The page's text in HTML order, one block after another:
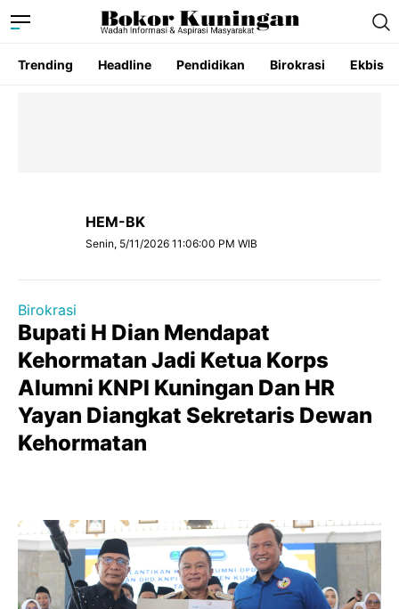
Trending Headline Pendidikan Birokrasi Ekbis
HEM-BK
Senin, 5/11/2026 11:06:00 PM WIB
Birokrasi
Bupati H Dian Mendapat
Kehormatan Jadi Ketua Korps
Alumni KNPI Kuningan Dan HR
Yayan Diangkat Sekretaris Dewan
Kehormatan